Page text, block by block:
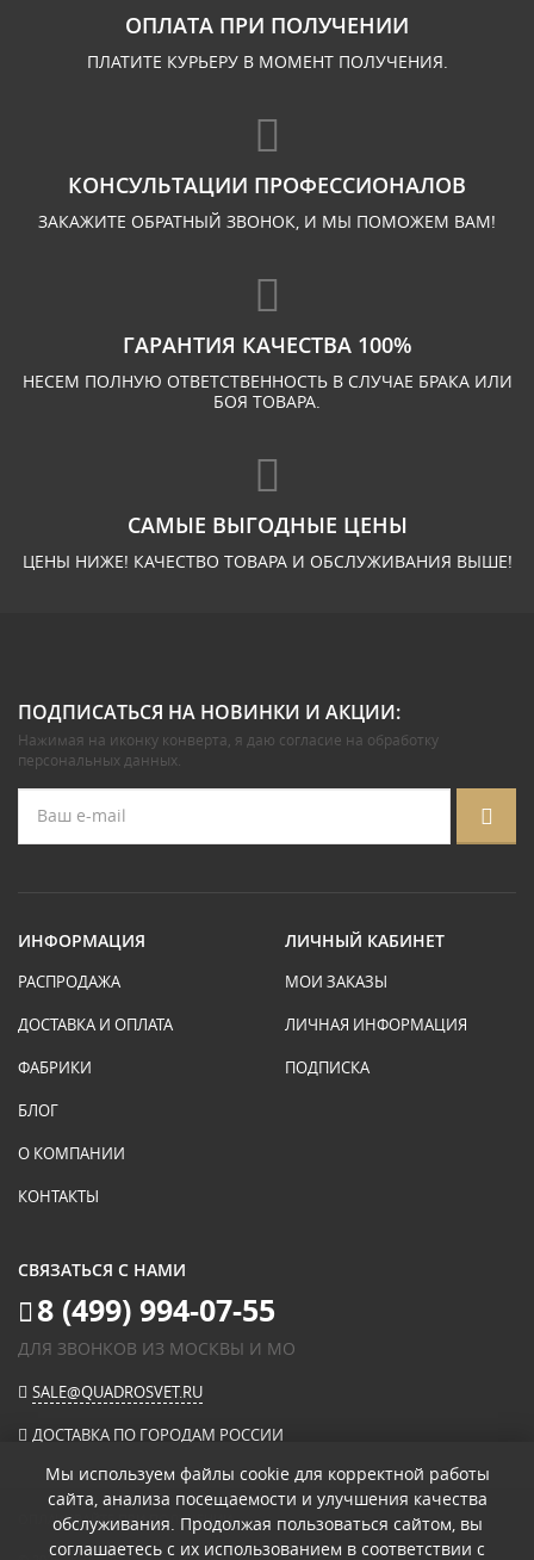
ОПЛАТА ПРИ ПОЛУЧЕНИИ
ПЛАТИТЕ КУРЬЕРУ В МОМЕНТ ПОЛУЧЕНИЯ.
КОНСУЛЬТАЦИИ ПРОФЕССИОНАЛОВ
ЗАКАЖИТЕ ОБРАТНЫЙ ЗВОНОК, И МЫ ПОМОЖЕМ ВАМ!
ГАРАНТИЯ КАЧЕСТВА 100%
НЕСЕМ ПОЛНУЮ ОТВЕТСТВЕННОСТЬ В СЛУЧАЕ БРАКА ИЛИ
БОЯ ТОВАРА.
САМЫЕ ВЫГОДНЫЕ ЦЕНЫ
ЦЕНЫ НИЖЕ! КАЧЕСТВО ТОВАРА И ОБСЛУЖИВАНИЯ ВЫШЕ!
ПОДПИСАТЬСЯ НА НОВИНКИ И АКЦИИ:
Нажимая на иконку конверта, я даю согласие на обработку
персональных данных.
ИНФОРМАЦИЯ
РАСПРОДАЖА
ДОСТАВКА И ОПЛАТА
ФАБРИКИ
БЛОГ
О КОМПАНИИ
КОНТАКТЫ
ЛИЧНЫЙ КАБИНЕТ
МОИ ЗАКАЗЫ
ЛИЧНАЯ ИНФОРМАЦИЯ
ПОДПИСКА
СВЯЗАТЬСЯ С НАМИ
8 (499) 994-07-55
ДЛЯ ЗВОНКОВ ИЗ МОСКВЫ И МО
SALE@QUADROSVET.RU
ДОСТАВКА ПО ГОРОДАМ РОССИИ
ОПЛАЧИВАЙТЕ ПРИ ПОЛУЧЕНИИ
Мы используем файлы cookie для корректной работы
сайта, анализа посещаемости и улучшения качества
обслуживания. Продолжая пользоваться сайтом, вы
соглашаетесь с их использованием в соответствии с